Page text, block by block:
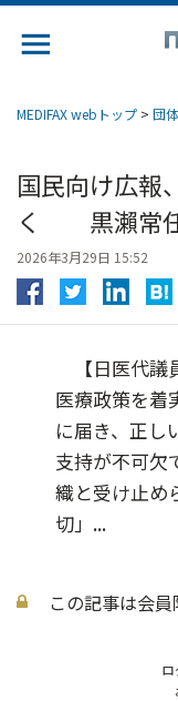
MEDIFAX webトップ > 団
国民向け広報
く 黒瀨常
2026年3月29日 15:52
【日医代議
医療政策を着
に届き、正し
支持が不可欠
織と受け止め
切」...
この記事は会